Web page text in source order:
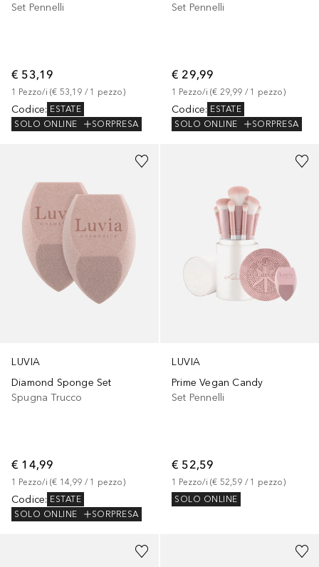
Set Pennelli
€ 53,19
1 Pezzo/i (€ 53,19 / 1 pezzo)
Codice: ESTATE
SOLO ONLINE
SORPRESA
Set Pennelli
€ 29,99
1 Pezzo/i (€ 29,99 / 1 pezzo)
Codice: ESTATE
SOLO ONLINE
SORPRESA
LUVIA
Diamond Sponge Set
Spugna Trucco
€ 14,99
1 Pezzo/i (€ 14,99 / 1 pezzo)
Codice: ESTATE
SOLO ONLINE
SORPRESA
+2
LUVIA
Prime Vegan Candy
Set Pennelli
€ 52,59
1 Pezzo/i (€ 52,59 / 1 pezzo)
SOLO ONLINE